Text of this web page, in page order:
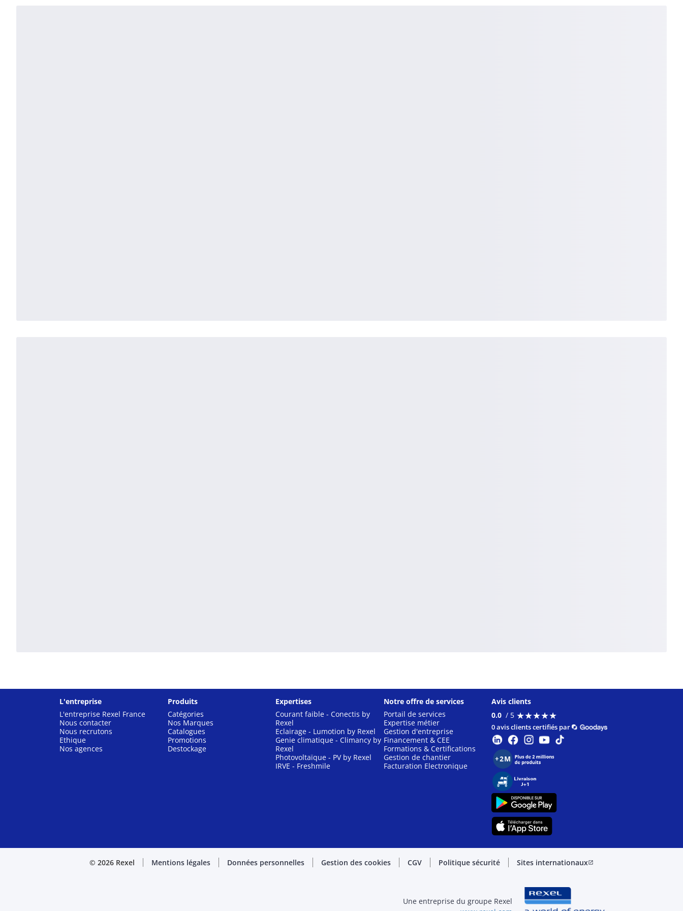
L'entreprise
L'entreprise Rexel France
Nous contacter
Nous recrutons
Ethique
Nos agences
Produits
Catégories
Nos Marques
Catalogues
Promotions
Destockage
Expertises
Courant faible - Conectis by
Rexel
Eclairage - Lumotion by Rexel
Genie climatique - Climancy by
Rexel
Photovoltaïque - PV by Rexel
IRVE - Freshmile
Notre offre de services
Portail de services
Expertise métier
Gestion d'entreprise
Financement & CEE
Formations & Certifications
Gestion de chantier
Facturation Electronique
Avis clients
0.0 / 5 ★★★★★
★★★★★
0 avis clients certifiés par
© 2026 Rexel Mentions légales Données personnelles Gestion des cookies CGV Politique sécurité Sites internationauxopen_in_new
Une entreprise du groupe Rexel